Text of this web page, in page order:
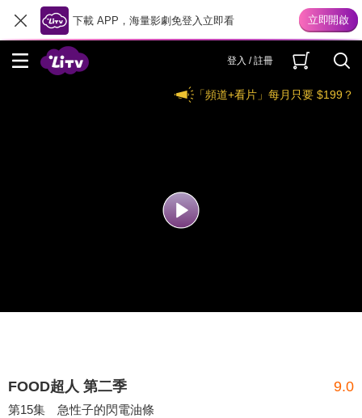
下載 APP，海量影劇免登入立即看
登入 / 註冊
「頻道+看片」每月只要 $199？
FOOD超人 第二季 9.0
第15集 急性子的閃電油條